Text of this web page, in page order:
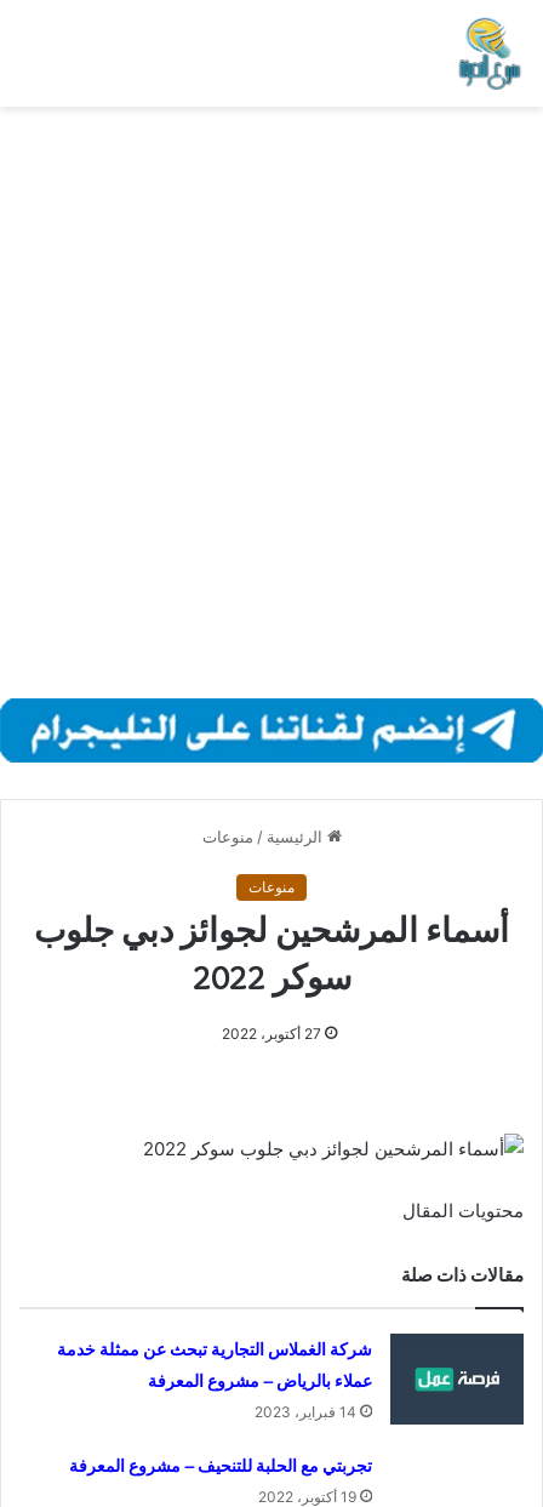
الرئيسية / منوعات
منوعات
أسماء المرشحين لجوائز دبي جلوب
سوكر 2022
27 أكتوبر، 2022
محتويات المقال
مقالات ذات صلة
شركة الغملاس التجارية تبحث عن ممثلة خدمة
عملاء بالرياض – مشروع المعرفة
14 فبراير، 2023
تجربتي مع الحلبة للتنحيف – مشروع المعرفة
19 أكتوبر، 2022